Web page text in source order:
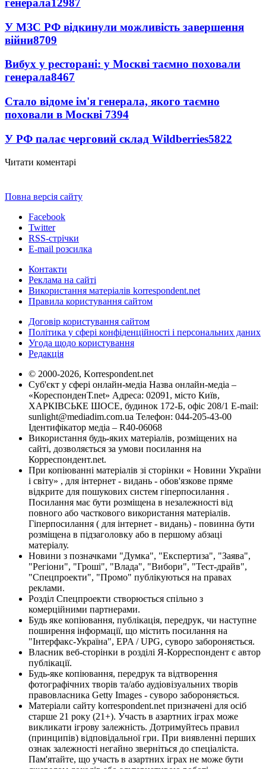
генерала12987
У МЗС РФ відкинули можливість завершення
війни8709
Вибух у ресторані: у Москві таємно поховали
генерала8467
Стало відоме ім'я генерала, якого таємно
поховали в Москві 7394
У РФ палає черговий склад Wildberries5822
Читати коментарі
Повна версія сайту
Facebook
Twitter
RSS-стрічки
E-mail розсилка
Контакти
Реклама на сайті
Використання матеріалів korrespondent.net
Правила користування сайтом
Договір користування сайтом
Політика у сфері конфіденційності і персональних даних
Угода щодо користування
Редакція
© 2000-2026, Korrespondent.net
Суб'єкт у сфері онлайн-медіа Назва онлайн-медіа –
«КореспонденТ.net» Адреса: 02091, місто Київ,
ХАРКІВСЬКЕ ШОСЕ, будинок 172-Б, офіс 208/1 E-mail:
sunlight@mediadim.com.ua Телефон: 044-205-43-00
Ідентифікатор медіа – R40-06068
Використання будь-яких матеріалів, розміщених на
сайті, дозволяється за умови посилання на
Корреспондент.net.
При копіюванні матеріалів зі сторінки « Новини України
і світу» , для інтернет - видань - обов'язкове пряме
відкрите для пошукових систем гіперпосилання .
Посилання має бути розміщена в незалежності від
повного або часткового використання матеріалів.
Гіперпосилання ( для інтернет - видань) - повинна бути
розміщена в підзаголовку або в першому абзаці
матеріалу.
Новини з позначками "Думка", "Експертиза", "Заява",
"Регіони", "Гроші", "Влада", "Вибори", "Тест-драйв",
"Спецпроекти", "Промо" публікуються на правах
реклами.
Розділ Спецпроекти створюється спільно з
комерційними партнерами.
Будь яке копіювання, публікація, передрук, чи наступне
поширення інформації, що містить посилання на
"Інтерфакс-Україна", EPA / UPG, суворо забороняється.
Власник веб-сторінки в розділі Я-Корреспондент є автор
публікації.
Будь-яке копіювання, передрук та відтворення
фотографічних творів та/або аудіовізуальних творів
правовласника Getty Images - суворо забороняється.
Матеріали сайту korrespondent.net призначені для осіб
старше 21 року (21+). Участь в азартних іграх може
викликати ігрову залежність. Дотримуйтесь правил
(принципів) відповідальної гри. При виявленні перших
ознак залежності негайно зверніться до спеціаліста.
Пам'ятайте, що участь в азартних іграх не може бути